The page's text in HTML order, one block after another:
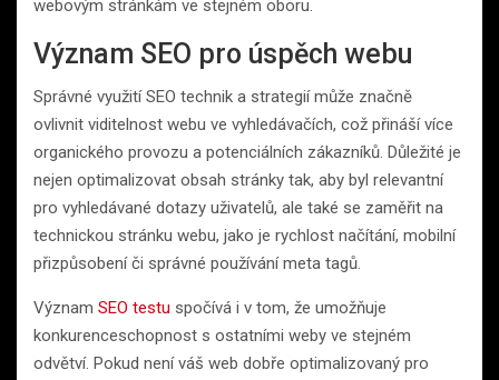
webovým stránkám ve stejném oboru.
Význam SEO pro úspěch webu
Správné využití SEO technik a strategií může značně
ovlivnit viditelnost webu ve vyhledávačích, což přináší více
organického provozu a potenciálních zákazníků. Důležité je
nejen optimalizovat obsah stránky tak, aby byl relevantní
pro vyhledávané dotazy uživatelů, ale také se zaměřit na
technickou stránku webu, jako je rychlost načítání, mobilní
přizpůsobení či správné používání meta tagů.
Význam SEO testu spočívá i v tom, že umožňuje
konkurenceschopnost s ostatními weby ve stejném
odvětví. Pokud není váš web dobře optimalizovaný pro